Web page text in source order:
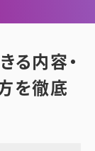
る内容・
を徹底